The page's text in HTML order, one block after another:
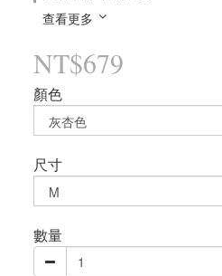
查看更多
NT$679
顏色
尺寸
數量